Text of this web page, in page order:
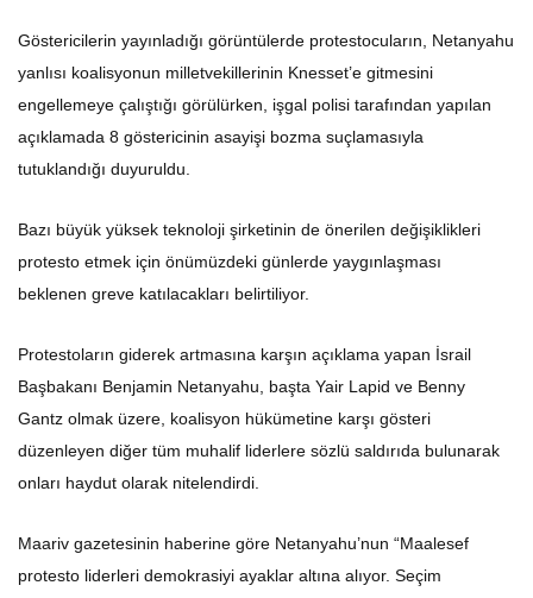
Göstericilerin yayınladığı görüntülerde protestocuların, Netanyahu
yanlısı koalisyonun milletvekillerinin Knesset’e gitmesini
engellemeye çalıştığı görülürken, işgal polisi tarafından yapılan
açıklamada 8 göstericinin asayişi bozma suçlamasıyla
tutuklandığı duyuruldu.
Bazı büyük yüksek teknoloji şirketinin de önerilen değişiklikleri
protesto etmek için önümüzdeki günlerde yaygınlaşması
beklenen greve katılacakları belirtiliyor.
Protestoların giderek artmasına karşın açıklama yapan İsrail
Başbakanı Benjamin Netanyahu, başta Yair Lapid ve Benny
Gantz olmak üzere, koalisyon hükümetine karşı gösteri
düzenleyen diğer tüm muhalif liderlere sözlü saldırıda bulunarak
onları haydut olarak nitelendirdi.
Maariv gazetesinin haberine göre Netanyahu’nun “Maalesef
protesto liderleri demokrasiyi ayaklar altına alıyor. Seçim